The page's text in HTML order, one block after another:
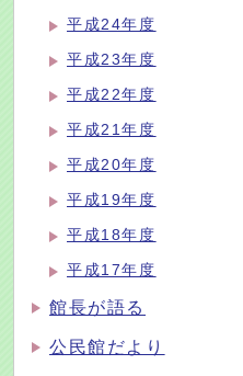
平成24年度
平成23年度
平成22年度
平成21年度
平成20年度
平成19年度
平成18年度
平成17年度
館長が語る
公民館だより